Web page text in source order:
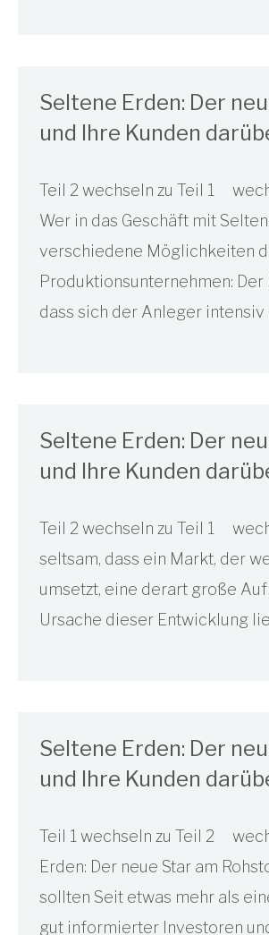
Seltene Erden: Der
und Ihre Kunden
Teil 2 wechseln zu Teil 1
Wer in das Geschäft mit
verschiedene Möglichkeiten
Produktionsunternehmen:
dass sich der Anleger
Seltene Erden: Der
und Ihre Kunden
Teil 2 wechseln zu Teil 1
seltsam, dass ein Markt, der
umsetzt, eine derart große
Ursache dieser Entwicklung
Seltene Erden: Der
und Ihre Kunden
Teil 1 wechseln zu Teil 2
Erden: Der neue Star am
sollten Seit etwas mehr als
gut informierter Investoren